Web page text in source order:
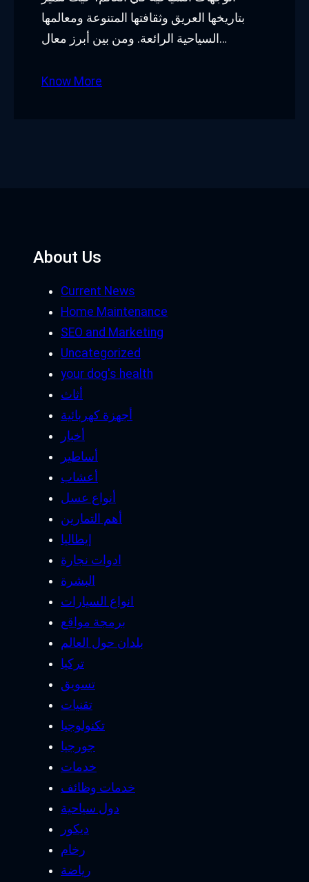
بتاريخها العريق وثقافتها المتنوعة ومعالمها
السياحية الرائعة. ومن بين أبرز معال…
Know More
About Us
Current News
Home Maintenance
SEO and Marketing
Uncategorized
your dog's health
أثاث
أجهزة كهربائية
أخبار
أساطير
أعشاب
أنواع عسل
أهم التمارين
إيطاليا
ادوات نجارة
البشرة
انواع السيارات
برمجة مواقع
بلدان حول العالم
تركيا
تسويق
تقنيات
تكنولوجيا
جورجيا
خدمات
خدمات وظائف
دول سياحية
ديكور
رخام
رياضة